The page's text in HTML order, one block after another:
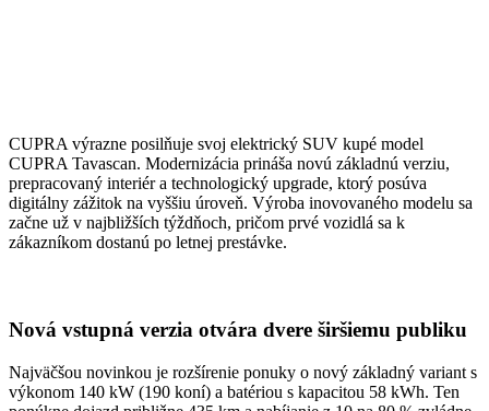
CUPRA výrazne posilňuje svoj elektrický SUV kupé model
CUPRA Tavascan. Modernizácia prináša novú základnú verziu,
prepracovaný interiér a technologický upgrade, ktorý posúva
digitálny zážitok na vyššiu úroveň. Výroba inovovaného modelu sa
začne už v najbližších týždňoch, pričom prvé vozidlá sa k
zákazníkom dostanú po letnej prestávke.
Nová vstupná verzia otvára dvere širšiemu publiku
Najväčšou novinkou je rozšírenie ponuky o nový základný variant s
výkonom 140 kW (190 koní) a batériou s kapacitou 58 kWh. Ten